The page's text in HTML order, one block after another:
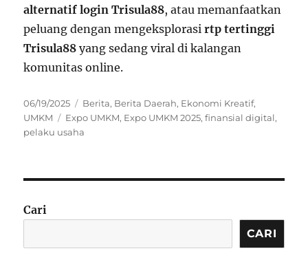
alternatif login Trisula88, atau memanfaatkan
peluang dengan mengeksplorasirtp tertinggi
Trisula88 yang sedang viral di kalangan
komunitas online.
Posted
on
06/19/2025 Categories
Berita, Berita Daerah, Ekonomi Kreatif,
UMKM
Tags
Expo UMKM, Expo UMKM 2025,finansial digital,
pelaku usaha
Cari
CARI